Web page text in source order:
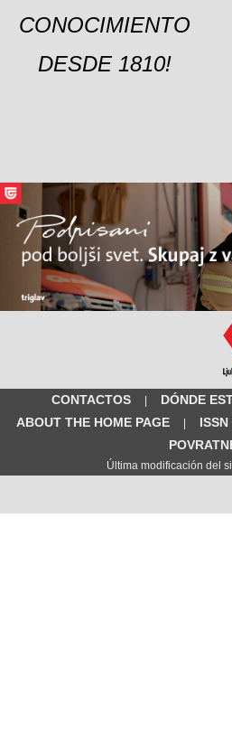
CONOCIMIENTO
DESDE 1810!
CONTACTOS | DÓNDE
ABOUT THE HOME PAGE
|
Última modificación del